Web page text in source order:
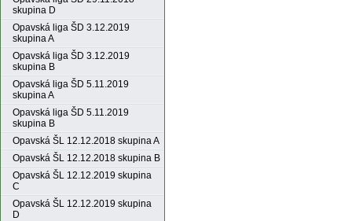
skupina D
Opavská liga ŠD 3.12.2019
skupina A
Opavská liga ŠD 3.12.2019
skupina B
Opavská liga ŠD 5.11.2019
skupina A
Opavská liga ŠD 5.11.2019
skupina B
Opavská ŠL 12.12.2018 skupina A
Opavská ŠL 12.12.2018 skupina B
Opavská ŠL 12.12.2019 skupina
C
Opavská ŠL 12.12.2019 skupina
D